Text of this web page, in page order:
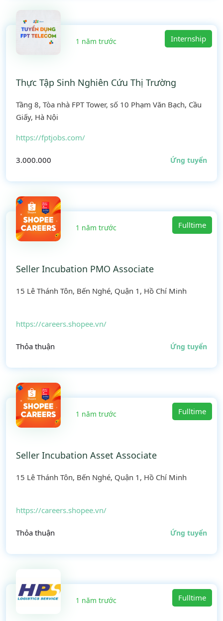
1 năm trước Internship
Thực Tập Sinh Nghiên Cứu Thị Trường
Tầng 8, Tòa nhà FPT Tower, số 10 Phạm Văn Bạch, Cầu
Giấy, Hà Nội
https://fptjobs.com/
3.000.000 Ứng tuyển
1 năm trước Fulltime
Seller Incubation PMO Associate
15 Lê Thánh Tôn, Bến Nghé, Quận 1, Hồ Chí Minh
https://careers.shopee.vn/
Thỏa thuận Ứng tuyển
1 năm trước Fulltime
Seller Incubation Asset Associate
15 Lê Thánh Tôn, Bến Nghé, Quận 1, Hồ Chí Minh
https://careers.shopee.vn/
Thỏa thuận Ứng tuyển
1 năm trước Fulltime